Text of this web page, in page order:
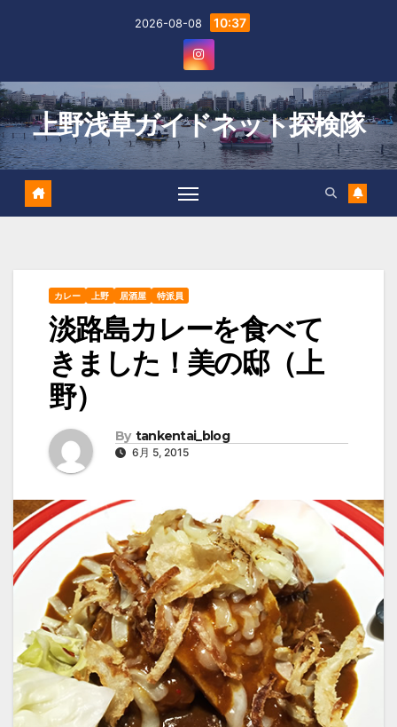
2026-08-08 10:37
上野浅草ガイドネット探検隊
カレー 上野 居酒屋 特派員
淡路島カレーを食べて
きました！美の邸（上
野）
By tankentai_blog
6月 5, 2015